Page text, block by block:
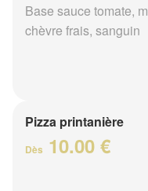
Base sauce tomate,
chèvre frais, sanguin
Pizza printanière
Dès 10.00 €